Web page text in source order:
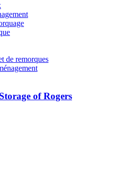
de remorques
of Rogers